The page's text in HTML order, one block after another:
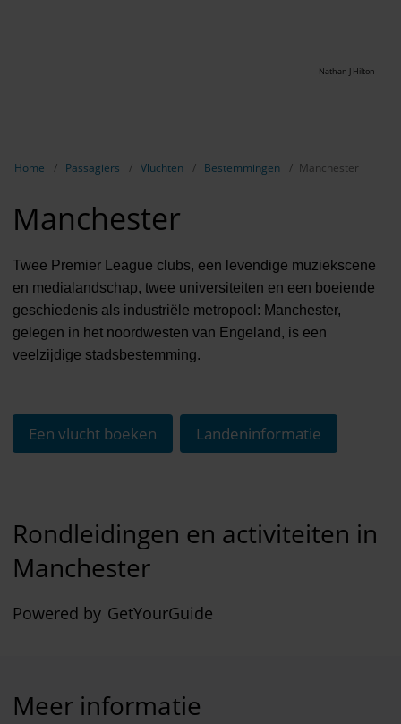
Nathan J Hilton
Home Passagiers Vluchten Bestemmingen Manchester
Manchester
Twee Premier League clubs, een levendige muziekscene
en medialandschap, twee universiteiten en een boeiende
geschiedenis als industriële metropool: Manchester,
gelegen in het noordwesten van Engeland, is een
veelzijdige stadsbestemming.
Een vlucht boeken Landeninformatie
Rondleidingen en activiteiten in
Manchester
Powered by GetYourGuide
Meer informatie